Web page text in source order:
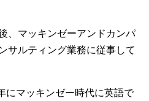
、マッキンゼーアンドカンパ
サルティング業務に従事して
にマッキンゼー時代に英語で